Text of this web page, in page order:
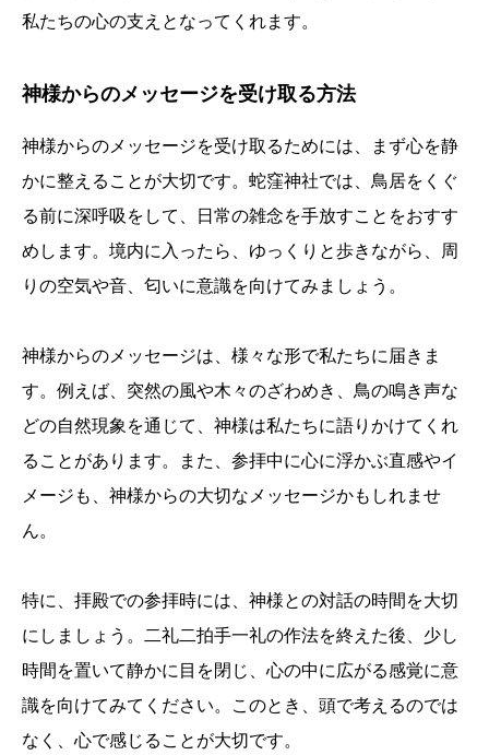
私たちの心の支えとなってくれます。
神様からのメッセージを受け取る方法
神様からのメッセージを受け取るためには、まず心を静
かに整えることが大切です。蛇窪神社では、鳥居をくぐ
る前に深呼吸をして、日常の雑念を手放すことをおすす
めします。境内に入ったら、ゆっくりと歩きながら、周
りの空気や音、匂いに意識を向けてみましょう。
神様からのメッセージは、様々な形で私たちに届きま
す。例えば、突然の風や木々のざわめき、鳥の鳴き声な
どの自然現象を通じて、神様は私たちに語りかけてくれ
ることがあります。また、参拝中に心に浮かぶ直感やイ
メージも、神様からの大切なメッセージかもしれませ
ん。
特に、拝殿での参拝時には、神様との対話の時間を大切
にしましょう。二礼二拍手一礼の作法を終えた後、少し
時間を置いて静かに目を閉じ、心の中に広がる感覚に意
識を向けてみてください。このとき、頭で考えるのでは
なく、心で感じることが大切です。